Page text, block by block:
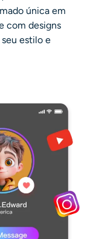
única em
com designs
estilo e